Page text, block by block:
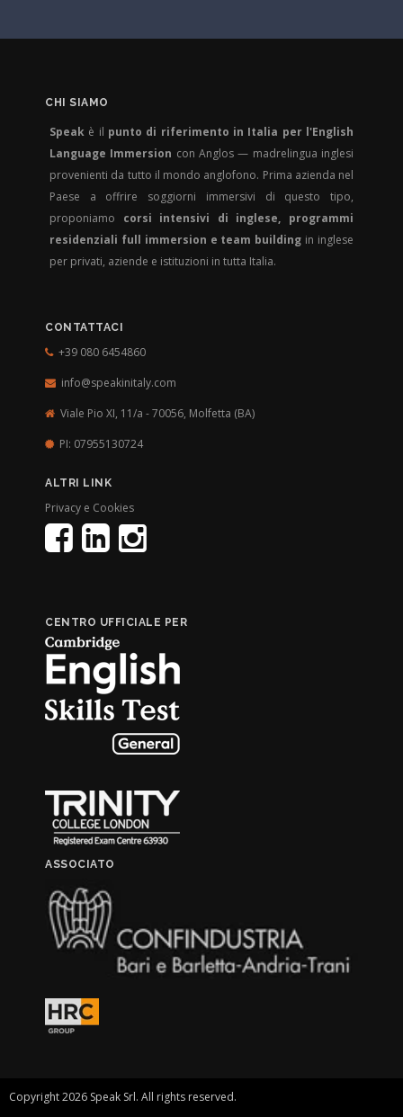
CHI SIAMO
Speak è il punto di riferimento in Italia per l'English
Language Immersion con Anglos — madrelingua inglesi
provenienti da tutto il mondo anglofono. Prima azienda nel
Paese a offrire soggiorni immersivi di questo tipo,
proponiamo corsi intensivi di inglese, programmi
residenziali full immersion e team building in inglese
per privati, aziende e istituzioni in tutta Italia.
CONTATTACI
+39 080 6454860
info@speakinitaly.com
Viale Pio XI, 11/a - 70056, Molfetta (BA)
PI: 07955130724
ALTRI LINK
Privacy e Cookies
CENTRO UFFICIALE PER
ASSOCIATO
Copyright 2026 Speak Srl. All rights reserved.